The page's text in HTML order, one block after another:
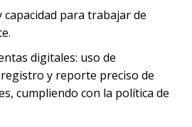
capacidad para trabajar de
digitales: uso de
y reporte preciso de
cumpliendo con la política de